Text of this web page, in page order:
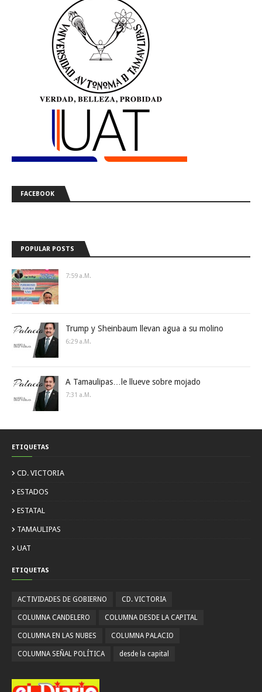
FACEBOOK
POPULAR POSTS
7:59 A.m.
Trump y Sheinbaum llevan agua a su molino
6:29 A.m.
A Tamaulipas…le llueve sobre mojado
7:31 A.m.
ETIQUETAS
CD. VICTORIA
ESTADOS
ESTATAL
TAMAULIPAS
UAT
ETIQUETAS
ACTIVIDADES DE GOBIERNO CD. VICTORIA
COLUMNA CANDELERO COLUMNA DESDE LA CAPITAL
COLUMNA EN LAS NUBES COLUMNA PALACIO
COLUMNA SEÑAL POLÍTICA desde la capital